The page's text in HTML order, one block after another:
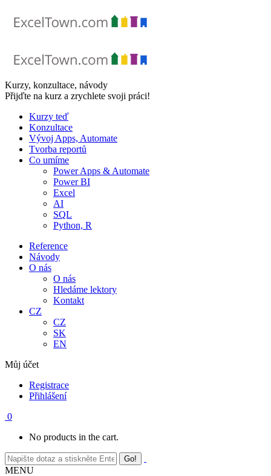
Kurzy, konzultace, návody
Přijďte na kurz a zrychlete svoji práci!
Kurzy teď
Konzultace
Vývoj Apps, Automate
Tvorba reportů
Co umíme
Power Apps & Automate
Power BI
Excel
AI
SQL
Python, R
Reference
Návody
O nás
O nás
Hledáme lektory
Kontakt
CZ
CZ
SK
EN
Můj účet
Registrace
Přihlášení
0
No products in the cart.
MENU